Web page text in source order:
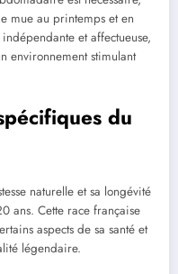
mue au printemps et en
et affectueuse,
environnement stimulant
du
naturelle et sa longévité
ans. Cette race française
aspects de sa santé et
légendaire.